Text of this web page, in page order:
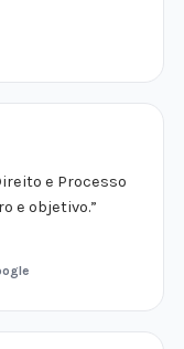
e Processo
e objetivo.”